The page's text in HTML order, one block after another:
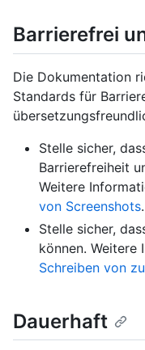
Barrierefrei
Die Dokumentation
Standards für
Stelle sicher,
Barrierefreiheit
Weitere
von Screenshots.
Stelle sicher,
können. Weitere
Schreiben von
Dauerhaft